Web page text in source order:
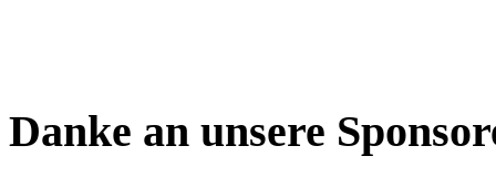
Danke an unsere